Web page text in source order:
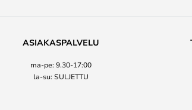
ASIAKASPALVELU
ma-pe: 9.30-17:00
la-su: SULJETTU